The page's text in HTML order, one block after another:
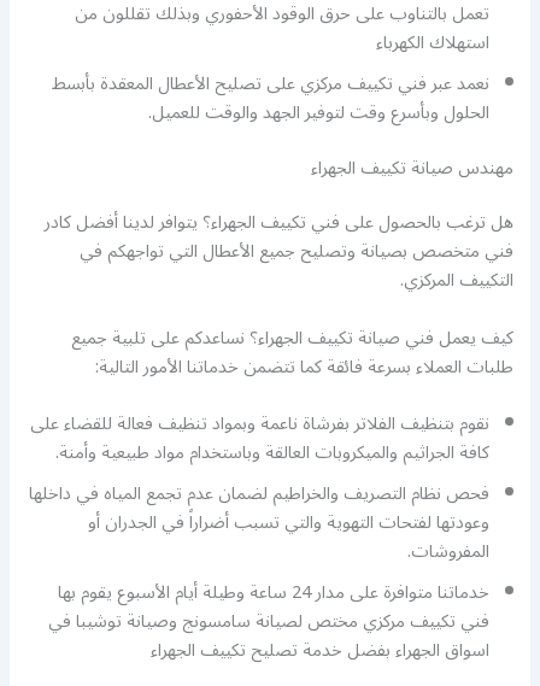
تعمل بالتناوب على حرق الوقود الأحفوري وبذلك تقللون من
استهلاك الكهرباء
نعمد عبر فني تكييف مركزي على تصليح الأعطال المعقدة بأبسط
الحلول وبأسرع وقت لتوفير الجهد والوقت للعميل.
مهندس صيانة تكييف الجهراء
هل ترغب بالحصول على فني تكييف الجهراء؟ يتوافر لدينا أفضل كادر
فني متخصص بصيانة وتصليح جميع الأعطال التي تواجهكم في
التكييف المركزي.
كيف يعمل فني صيانة تكييف الجهراء؟ نساعدكم على تلبية جميع
طلبات العملاء بسرعة فائقة كما تتضمن خدماتنا الأمور التالية:
نقوم بتنظيف الفلاتر بفرشاة ناعمة وبمواد تنظيف فعالة للقضاء على
كافة الجراثيم والميكروبات العالقة وباستخدام مواد طبيعية وأمنة.
فحص نظام التصريف والخراطيم لضمان عدم تجمع المياه في داخلها
وعودتها لفتحات التهوية والتي تسبب أضراراً في الجدران أو
المفروشات.
خدماتنا متوافرة على مدار 24 ساعة وطيلة أيام الأسبوع يقوم بها
فني تكييف مركزي مختص لصيانة سامسونج وصيانة توشيبا في
اسواق الجهراء بفضل خدمة تصليح تكييف الجهراء